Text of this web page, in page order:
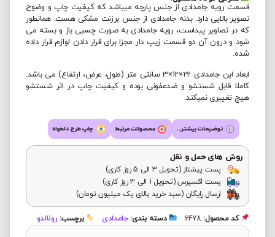
قسمت رویه جامدادی از جنس پارچه میباشد که کیفیت چاپ و وضوح
تصویر بالایی دارد. بدنه جامدادی از جنس برزنت مشکی هست. همانطور
که در تصاویر پیداست، رویه جامدادی به صورت چسبی باز و بسته می
شود و درون آن دو قسمت زیپ دار مجزا برای قرار دادن لوازم قرار داده
شده.
ابعاد این جامدادی 22×12×3 سانتی متر (طول، عرض، ارتفاع) می باشد.
کاملا قابل شستشو و ضدعفونی بوده و کیفیت چاپ در اثر شستشو
هیچ تغییری نمیکند.
توضیحات بیشتر... محصولات مرتبط چاپ طرح دلخواه
روش های حمل و نقل
پست پیشتاز (تحویل 3 الی 5 روز کاری)
پست اکسپرس (تحویل 1 الی 3 روز کاری)
ارسال رایگان (سبد خرید بالای یک میلیون تومان)
کد محصول: 6478 دسته بندی: جامدادی برچسب: رونالدو